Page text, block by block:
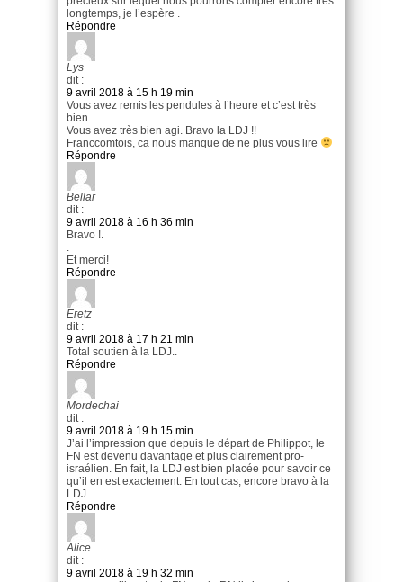
longtemps, je l’espère .
Répondre
Lys
dit :
9 avril 2018 à 15 h 19 min
Vous avez remis les pendules à l’heure et c’est très
bien.
Vous avez très bien agi. Bravo la LDJ !!
Franccomtois, ca nous manque de ne plus vous lire
Répondre
Bellar
dit :
9 avril 2018 à 16 h 36 min
Bravo !.
.
Et merci!
Répondre
Eretz
dit :
9 avril 2018 à 17 h 21 min
Total soutien à la LDJ..
Répondre
Mordechai
dit :
9 avril 2018 à 19 h 15 min
J’ai l’impression que depuis le départ de Philippot, le
FN est devenu davantage et plus clairement pro-
israélien. En fait, la LDJ est bien placée pour savoir ce
qu’il en est exactement. En tout cas, encore bravo à la
LDJ.
Répondre
Alice
dit :
9 avril 2018 à 19 h 32 min